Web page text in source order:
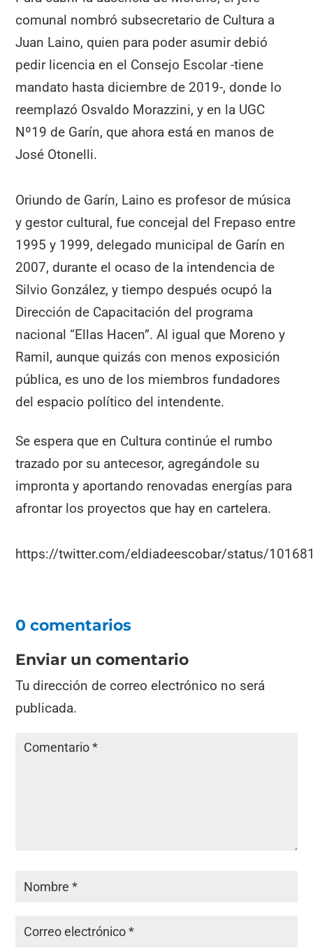
comunal nombró subsecretario de Cultura a
Juan Laino, quien para poder asumir debió
pedir licencia en el Consejo Escolar -tiene
mandato hasta diciembre de 2019-, donde lo
reemplazó Osvaldo Morazzini, y en la UGC
Nº19 de Garín, que ahora está en manos de
José Otonelli.
Oriundo de Garín, Laino es profesor de música
y gestor cultural, fue concejal del Frepaso entre
1995 y 1999, delegado municipal de Garín en
2007, durante el ocaso de la intendencia de
Silvio González, y tiempo después ocupó la
Dirección de Capacitación del programa
nacional “Ellas Hacen”. Al igual que Moreno y
Ramil, aunque quizás con menos exposición
pública, es uno de los miembros fundadores
del espacio político del intendente.
Se espera que en Cultura continúe el rumbo
trazado por su antecesor, agregándole su
impronta y aportando renovadas energías para
afrontar los proyectos que hay en cartelera.
https://twitter.com/eldiadeescobar/status/
0 comentarios
Enviar un comentario
Tu dirección de correo electrónico no será
publicada.